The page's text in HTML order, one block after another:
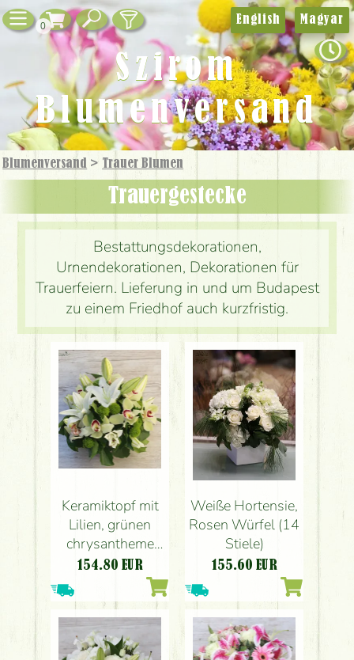
0
Blumenversand > Trauer Blumen
Trauer­gestecke
Bestattungsdekorationen,
Urnendekorationen, Dekorationen für
Trauerfeiern. Lieferung in und um Budapest
zu einem Friedhof auch kurzfristig.
Keramiktopf mit
Lilien, grünen
chrysantheme
und Orchideen
(14 Stängel)
154.80 EUR
Weiße Hortensie,
Rosen Würfel (14
Stiele)
155.60 EUR
English Magyar
Szirom
Blumenversand